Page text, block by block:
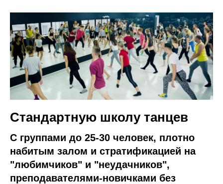
Стандартную школу танцев
С группами до 25-30 человек, плотно
набитым залом и стратификацией на
"любимчиков" и "неудачников",
преподавателями-новичками без